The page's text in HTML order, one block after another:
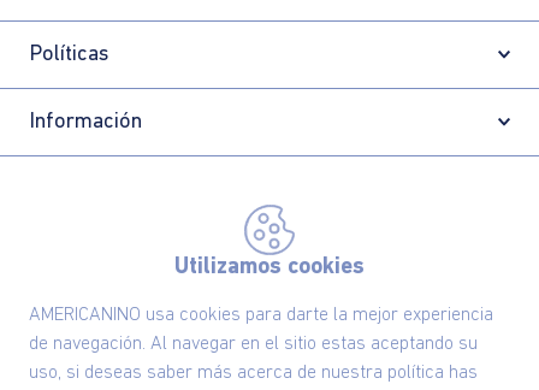
Utilizamos cookies
AMERICANINO usa cookies para darte la mejor experiencia
de navegación. Al navegar en el sitio estas aceptando su
uso, si deseas saber más acerca de nuestra política has
Políticas
Información